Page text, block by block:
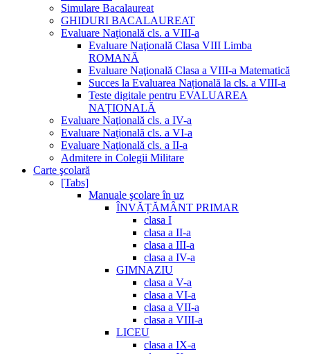
Simulare Bacalaureat
GHIDURI BACALAUREAT
Evaluare Naţională cls. a VIII-a
Evaluare Naţională Clasa VIII Limba
ROMANĂ
Evaluare Naţională Clasa a VIII-a Matematică
Succes la Evaluarea Națională la cls. a VIII-a
Teste digitale pentru EVALUAREA
NAȚIONALĂ
Evaluare Naţională cls. a IV-a
Evaluare Naţională cls. a VI-a
Evaluare Naţională cls. a II-a
Admitere in Colegii Militare
Carte şcolară
[Tabs]
Manuale şcolare în uz
ÎNVĂȚĂMÂNT PRIMAR
clasa I
clasa a II-a
clasa a III-a
clasa a IV-a
GIMNAZIU
clasa a V-a
clasa a VI-a
clasa a VII-a
clasa a VIII-a
LICEU
clasa a IX-a